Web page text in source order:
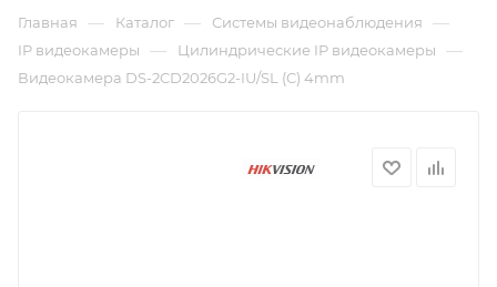
Главная — Каталог — Системы видеонаблюдения —
IP видеокамеры — Цилиндрические IP видеокамеры —
Видеокамера DS-2CD2026G2-IU/SL (C) 4mm